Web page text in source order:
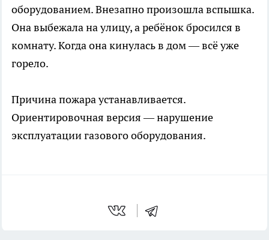
оборудованием. Внезапно произошла вспышка.
Она выбежала на улицу, а ребёнок бросился в
комнату. Когда она кинулась в дом — всё уже
горело.
Причина пожара устанавливается.
Ориентировочная версия — нарушение
эксплуатации газового оборудования.